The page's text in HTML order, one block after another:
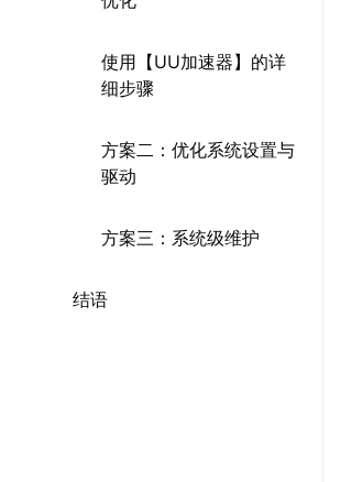
使用【UU加速器】的详
细步骤
方案二：优化系统设置与
驱动
方案三：系统级维护
结语